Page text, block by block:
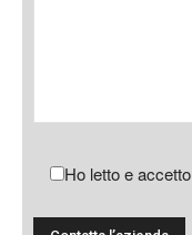
Ho letto e accetto